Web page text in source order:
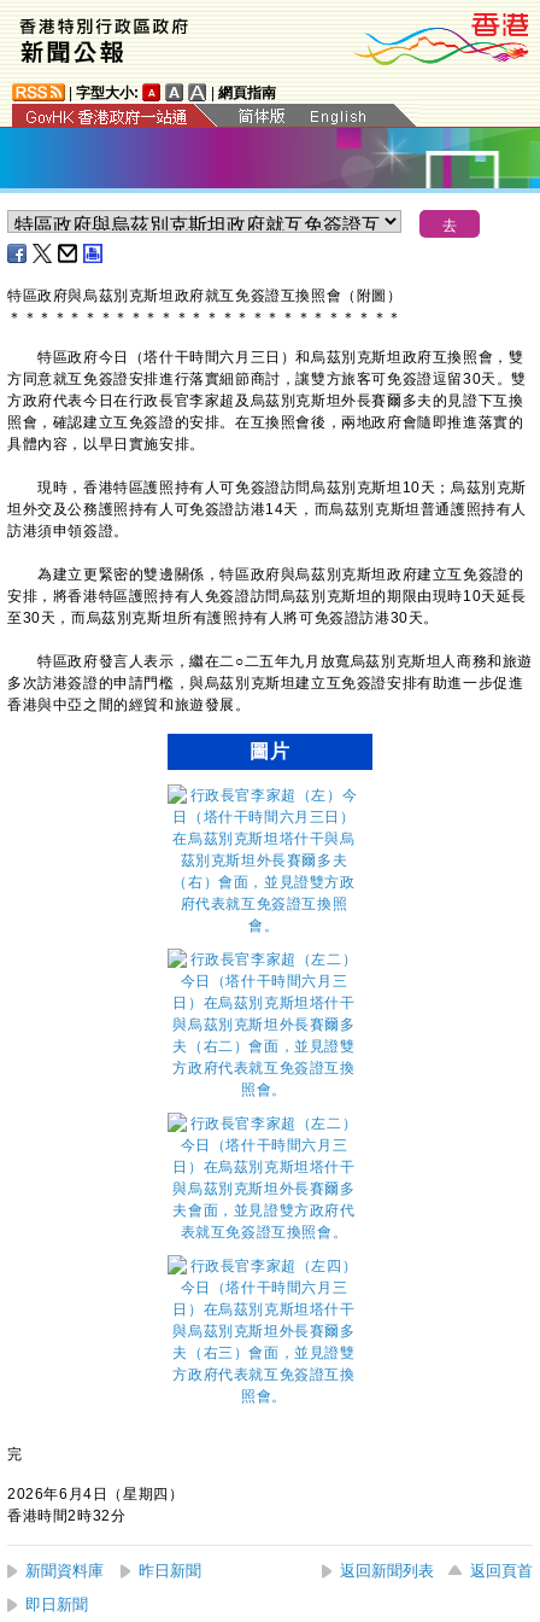
字型大小: 網頁指南
特區政府與烏茲別克斯坦政府就互免簽證互換照會（附圖）
＊ ＊ ＊ ＊ ＊ ＊ ＊ ＊ ＊ ＊ ＊ ＊ ＊ ＊ ＊ ＊ ＊ ＊ ＊ ＊ ＊ ＊ ＊ ＊ ＊ ＊
​特區政府今日（塔什干時間六月三日）和烏茲別克斯坦政府互換照會，雙
方同意就互免簽證安排進行落實細節商討，讓雙方旅客可免簽證逗留30天。雙
方政府代表今日在行政長官李家超及烏茲別克斯坦外長賽爾多夫的見證下互換
照會，確認建立互免簽證的安排。在互換照會後，兩地政府會隨即推進落實的
具體內容，以早日實施安排。
現時，香港特區護照持有人可免簽證訪問烏茲別克斯坦10天；烏茲別克斯
坦外交及公務護照持有人可免簽證訪港14天，而烏茲別克斯坦普通護照持有人
訪港須申領簽證。
為建立更緊密的雙邊關係，特區政府與烏茲別克斯坦政府建立互免簽證的
安排，將香港特區護照持有人免簽證訪問烏茲別克斯坦的期限由現時10天延長
至30天，而烏茲別克斯坦所有護照持有人將可免簽證訪港30天。
特區政府發言人表示，繼在二○二五年九月放寬烏茲別克斯坦人商務和旅遊
多次訪港簽證的申請門檻，與烏茲別克斯坦建立互免簽證安排有助進一步促進
香港與中亞之間的經貿和旅遊發展。
圖片
完
2026年6月4日（星期四）
香港時間2時32分
新聞資料庫 昨日新聞 返回新聞列表
返回頁首
即日新聞